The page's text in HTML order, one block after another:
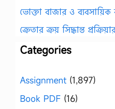
ভোক্তা বাজার ও ব্যবসায়িক
ক্রেতার ক্রয় সিদ্ধান্ত
Categories
Assignment (1,897)
Book PDF (16)